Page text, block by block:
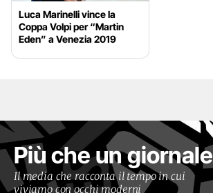
Luca Marinelli vince la
Coppa Volpi per “Martin
Eden” a Venezia 2019
Più che un giornale
Il media che racconta il tempo in cui
viviamo con occhi moderni